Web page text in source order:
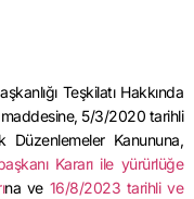
Teşkilatı Hakkında
maddesine, 5/3/2020 tarihli
Düzenlemeler Kanununa,
Kararı ile yürürlüğe
na ve 16/8/2023 tarihli ve